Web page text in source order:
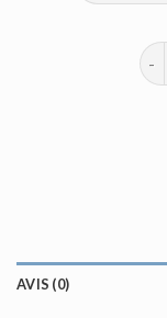
AVIS (0)